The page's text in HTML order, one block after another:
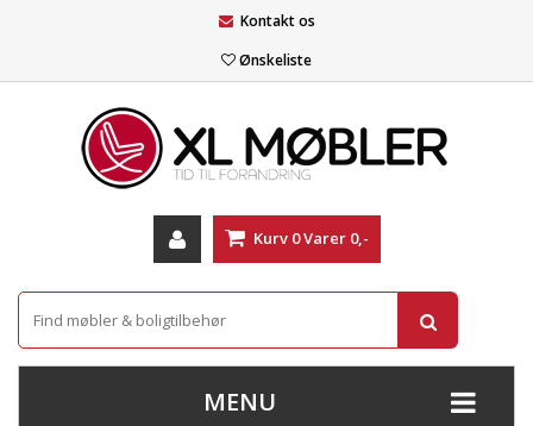
Kontakt os
Ønskeliste
Kurv 0Varer 0,-
MENU